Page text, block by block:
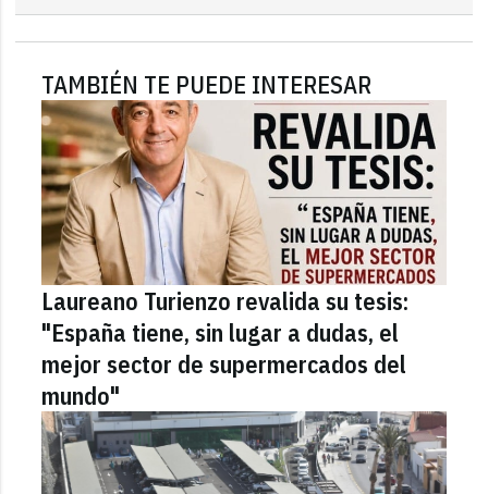
TAMBIÉN TE PUEDE INTERESAR
Laureano Turienzo revalida su tesis:
"España tiene, sin lugar a dudas, el
mejor sector de supermercados del
mundo"